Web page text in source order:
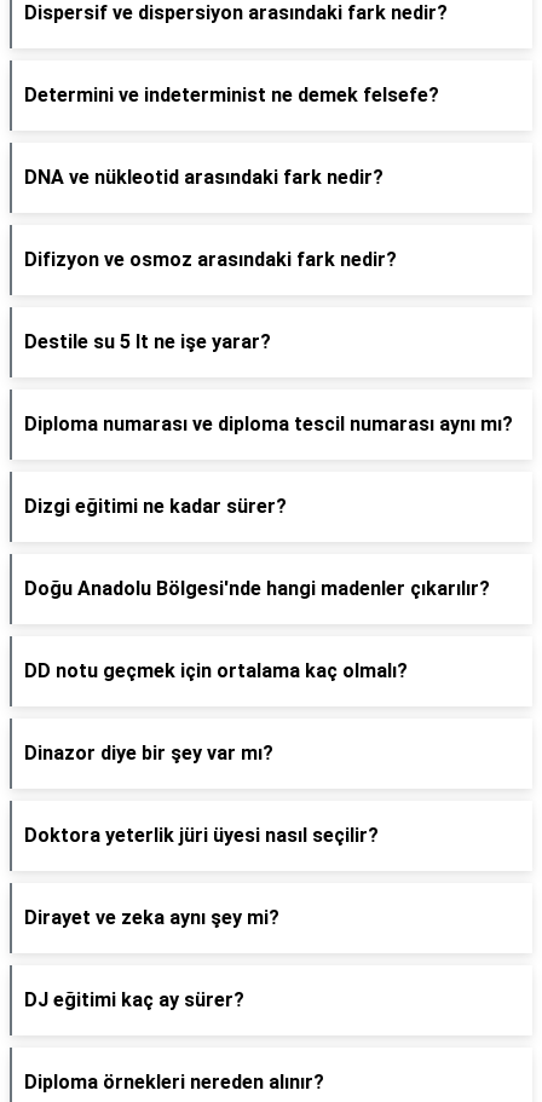
Dispersif ve dispersiyon arasındaki fark nedir?
Determini ve indeterminist ne demek felsefe?
DNA ve nükleotid arasındaki fark nedir?
Difizyon ve osmoz arasındaki fark nedir?
Destile su 5 lt ne işe yarar?
Diploma numarası ve diploma tescil numarası aynı mı?
Dizgi eğitimi ne kadar sürer?
Doğu Anadolu Bölgesi'nde hangi madenler çıkarılır?
DD notu geçmek için ortalama kaç olmalı?
Dinazor diye bir şey var mı?
Doktora yeterlik jüri üyesi nasıl seçilir?
Dirayet ve zeka aynı şey mi?
DJ eğitimi kaç ay sürer?
Diploma örnekleri nereden alınır?